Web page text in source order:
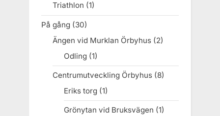
Triathlon (1)
På gång (30)
Ängen vid Murklan Örbyhus(2)
Odling(1)
Centrumutveckling Örbyhus(8)
Eriks torg(1)
Grönytan vid Bruksvägen (1)